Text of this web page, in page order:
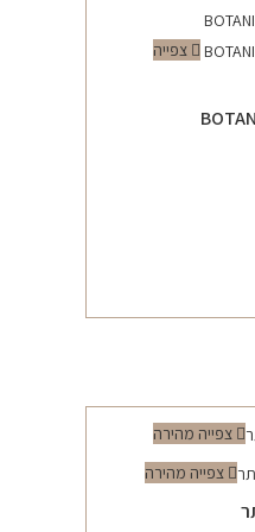
צפייה
צפייה מהירה
צפייה מהירה